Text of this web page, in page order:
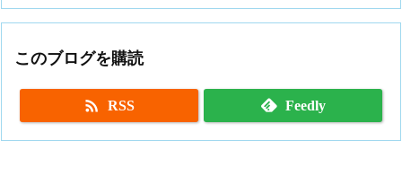
このブログを購読
 RSS Feedly